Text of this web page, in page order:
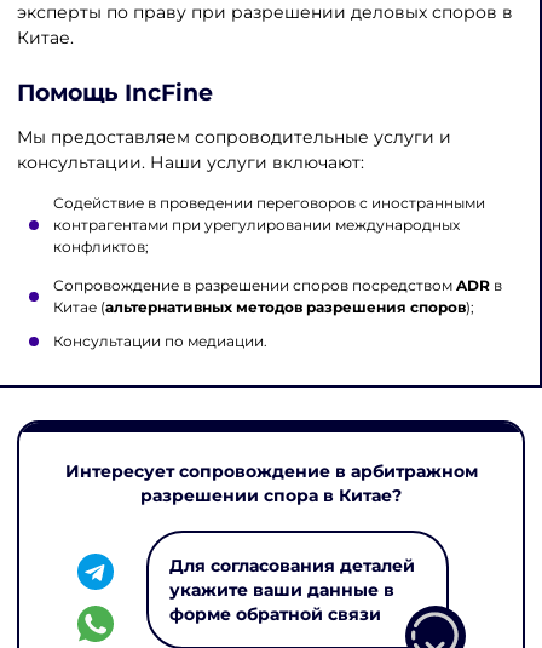
эксперты по праву при разрешении деловых споров в
Китае.
Помощь IncFine
Мы предоставляем сопроводительные услуги и
консультации. Наши услуги включают:
Содействие в проведении переговоров с иностранными
контрагентами при урегулировании международных
конфликтов;
Сопровождение в разрешении споров посредством ADRв
Китае (альтернативных методов разрешения споров);
Консультации по медиации.
Интересует сопровождение в арбитражном
разрешении спора в Китае?
Для согласования деталей
укажите ваши данные в
форме обратной связи